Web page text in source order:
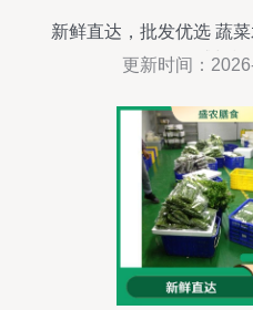
新鲜直达，批发优选 蔬
感与
更新时间：